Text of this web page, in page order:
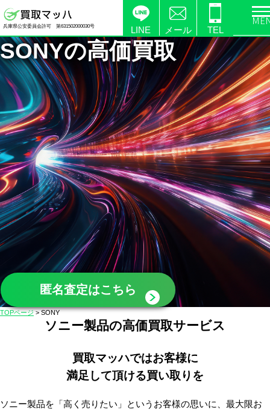
製
品
の
高
価
買
取
な
ら
【買
取
マ
ッ
ハ】
送
料
無
ピ
ド
振
兵庫県公安委員会許可 第631502000030号 LINE メール TEL
SONYの高価買取
匿名査定はこちら
TOPページ>SONY
ソニー製品の高価買取サービス
買取マッハではお客様に
満足して頂ける買い取りを
ソニー製品を「高く売りたい」というお客様の思いに、最大限お